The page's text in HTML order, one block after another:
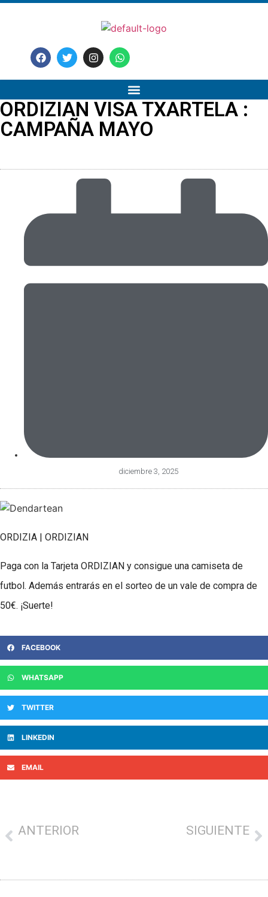
ORDIZIAN VISA TXARTELA :
CAMPAÑA MAYO
diciembre 3, 2025
ORDIZIA | ORDIZIAN
Paga con la Tarjeta ORDIZIAN y consigue una camiseta de
futbol. Además entrarás en el sorteo de un vale de compra de
50€. ¡Suerte!
FACEBOOK
WHATSAPP
TWITTER
LINKEDIN
EMAIL
ANTERIOR SIGUIENTE